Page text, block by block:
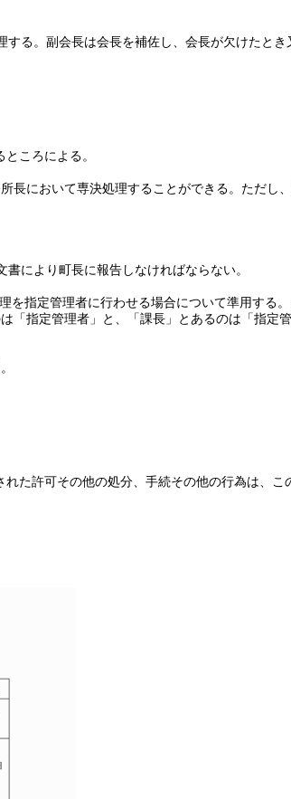
る。 副会長は会長を補佐し、会長が欠けたとき
ころによる。
長において専決処理することができる。 ただし
により町長に報告しなければならない。
を指定管理者に行わせる場合について準用する。
「指定管理者」と、「課長」とあるのは「指定管
た許可その他の処分、手続その他の行為は、こ